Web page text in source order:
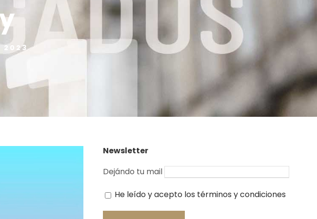
2023
Newsletter
Dejándo tu mail
He leído y acepto los términos y condiciones